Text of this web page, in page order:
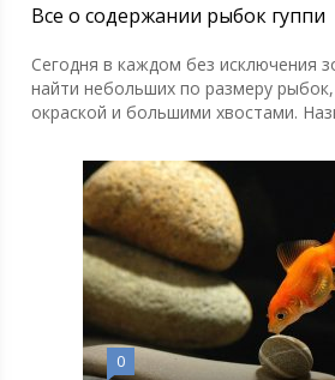
Все о содержании рыбок гуппи
Сегодня в каждом без исключения
найти небольших по размеру
окраской и большими хвостами.
0